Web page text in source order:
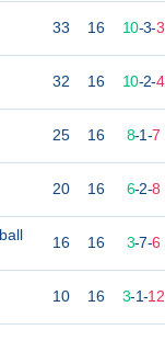
33 16 10-3-3
32 16 10-2-4
25 16 8-1-7
20 16 6-2-8
16 16 3-7-6
10 16 3-1-12